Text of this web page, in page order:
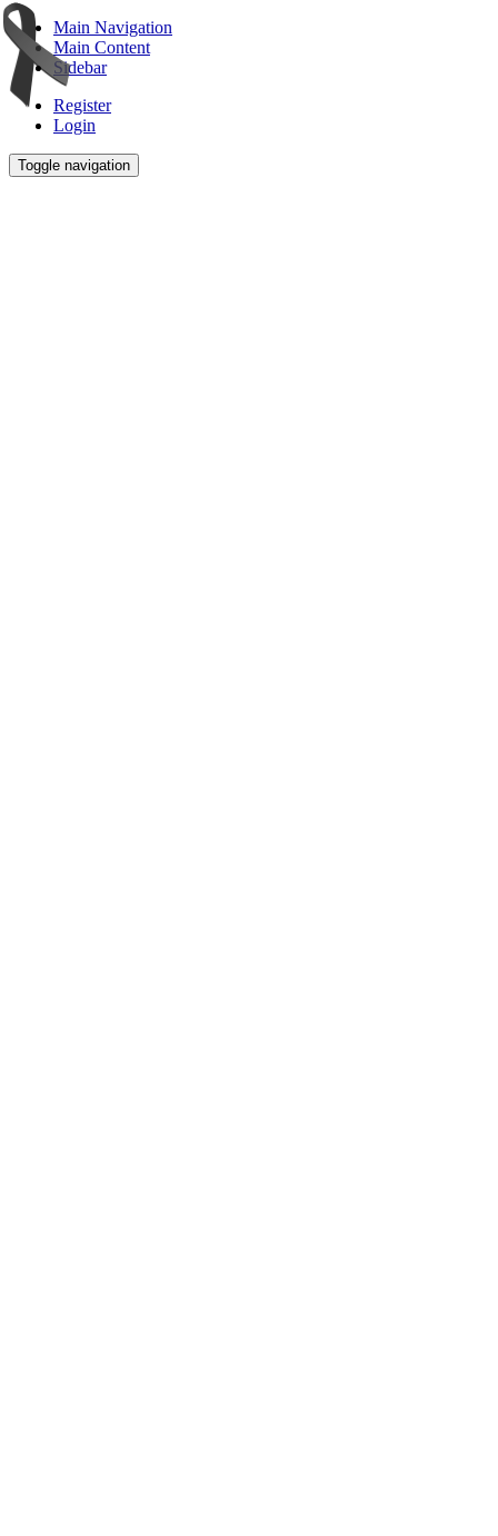
Main Navigation
Main Content
Sidebar
Register
Login
Toggle navigation